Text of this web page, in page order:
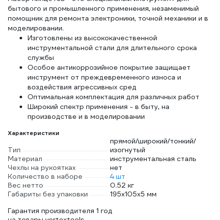
бытового и промышленного применения, незаменимый
помощник для ремонта электроники, точной механики и в
моделировании.
Изготовлены из высококачественной
инструментальной стали для длительного срока
службы
Особое антикоррозийное покрытие защищает
инструмент от преждевременного износа и
воздействия агрессивных сред
Оптимальная комплектация для различных работ
Широкий спектр применения - в быту, на
производстве и в моделировании
Характеристики
Тип
прямой/широкий/тонкий/
изогнутый
Материал
инструментальная сталь
Чехлы на рукоятках
нет
Количество в наборе
4 шт
Вес нетто
0.52 кг
Габариты без упаковки
195х105х5 мм
Гарантия производителя 1 год